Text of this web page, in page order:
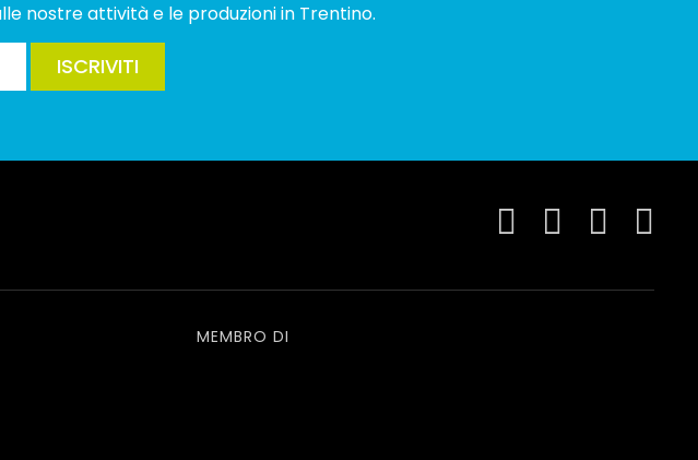
nostre attività e le produzioni in Trentino.
ISCRIVITI
MEMBRO DI